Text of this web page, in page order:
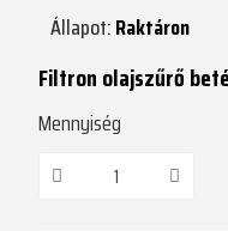
Állapot:Raktáron
Filtron olajszűrő
Mennyiség